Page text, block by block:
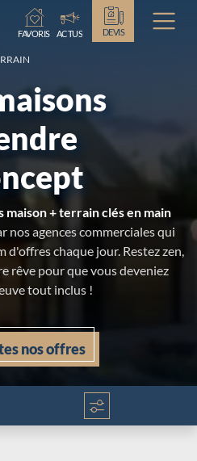
Chargement...
FAVORIS
ACTUS DEVIS
maison + terrain clés en main
nos agences commerciales qui
chaque jour. Restez zen,
rêve pour que vous deveniez
tout inclus !
nos offres